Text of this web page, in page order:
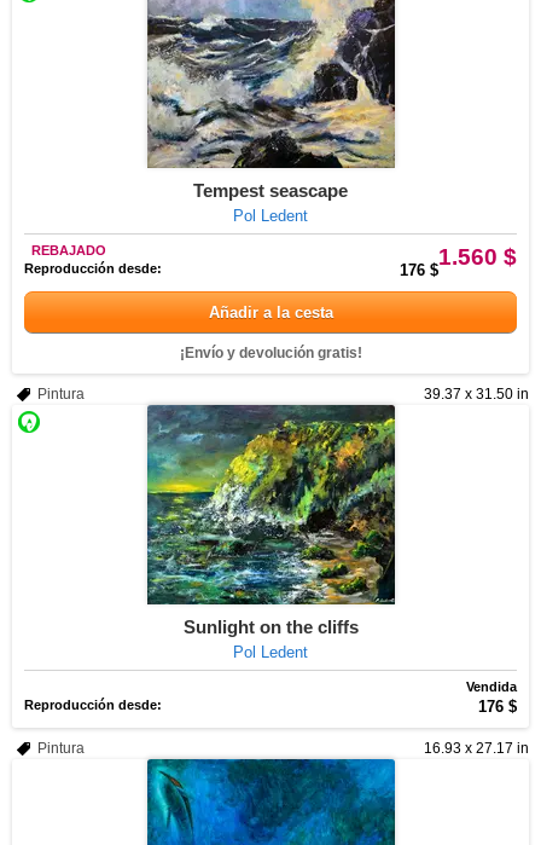
Tempest seascape
Pol Ledent
1.560 $
REBAJADO
Reproducción desde:
176 $
Añadir a la cesta
¡Envío y devolución gratis!
39.37 x 31.50 in
Pintura
Sunlight on the cliffs
Pol Ledent
Vendida
Reproducción desde:
176 $
16.93 x 27.17 in
Pintura